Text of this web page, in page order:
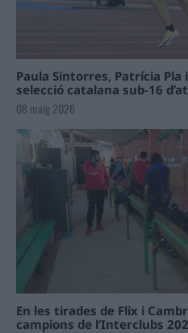
Paula Sintorres, Patrícia
selecció catalana sub-16
08 maig 2026
En les tirades de Flix i
campions de l’Interclubs